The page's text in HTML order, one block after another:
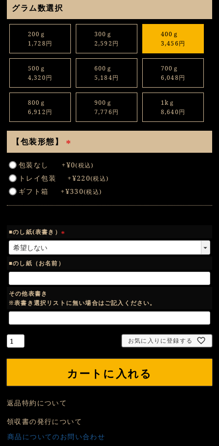
グラム数選択
200ｇ
1,728円
300ｇ
2,592円
400ｇ
3,456円
500ｇ
4,320円
600ｇ
5,184円
700ｇ
6,048円
800ｇ
6,912円
900ｇ
7,776円
1kｇ
8,640円
【包装形態】
必
須
)
包装なし +¥0 税込
トレイ包装 +¥220 税込
ギフト箱 +¥330 税込
■のし紙(表書き）
必
)
■のし紙（お名前）
その他表書き
※表書き選択リストに無い場合はご記入ください。
お気に入りに登録する
カートに入れる
返品特約について
領収書の発行について
商品についてのお問い合わせ